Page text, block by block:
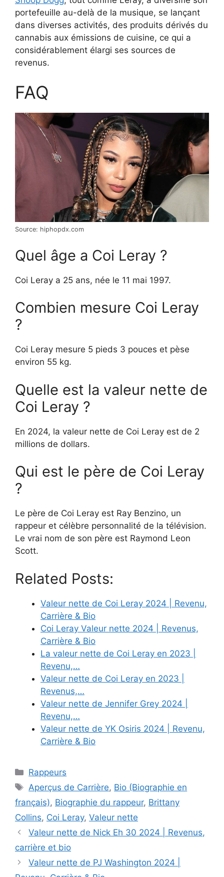
portefeuille au-delà de la musique, se lançant
dans diverses activités, des produits dérivés du
cannabis aux émissions de cuisine, ce qui a
considérablement élargi ses sources de
revenus.
FAQ
Source: hiphopdx.com
Quel âge a Coi Leray ?
Coi Leray a 25 ans, née le 11 mai 1997.
Combien mesure Coi Leray
?
Coi Leray mesure 5 pieds 3 pouces et pèse
environ 55 kg.
Quelle est la valeur nette de
Coi Leray ?
En 2024, la valeur nette de Coi Leray est de 2
millions de dollars.
Qui est le père de Coi Leray
?
Le père de Coi Leray est Ray Benzino, un
rappeur et célèbre personnalité de la télévision.
Le vrai nom de son père est Raymond Leon
Scott.
Related Posts:
Valeur nette de Coi Leray 2024 | Revenu,
Carrière & Bio
Coi Leray Valeur nette 2024 | Revenus,
Carrière & Bio
La valeur nette de Coi Leray en 2023 |
Revenu,…
Valeur nette de Coi Leray en 2023 |
Revenus,…
Valeur nette de Jennifer Grey 2024 |
Revenu,…
Valeur nette de YK Osiris 2024 | Revenu,
Carrière & Bio
Categories
Rappeurs
Tags
Aperçus de Carrière, Bio (Biographie en
français), Biographie du rappeur, Brittany
Collins, Coi Leray, Valeur nette
Valeur nette de Nick Eh 30 2024 | Revenus,
carrière et bio
Valeur nette de PJ Washington 2024 |